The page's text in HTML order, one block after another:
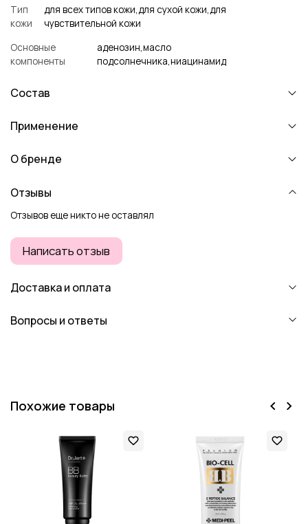
Тип
кожи
для всех типов кожи,для сухой кожи,для
чувствительной кожи
Основные
компоненты
аденозин,масло
подсолнечника,ниацинамид
Состав
Применение
О бренде
Отзывы
Отзывов еще никто не оставлял
Написать отзыв
Доставка и оплата
Вопросы и ответы
Похожие товары